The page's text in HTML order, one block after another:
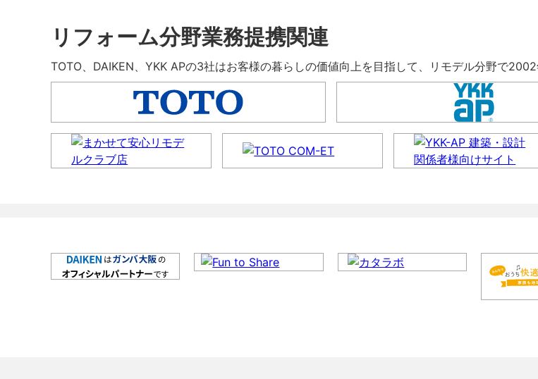
リフォーム分野業務提携関連
TOTO、DAIKEN、YKK APの3社はお客様の暮らしの価値向上を目指して、リモデル分野で2002